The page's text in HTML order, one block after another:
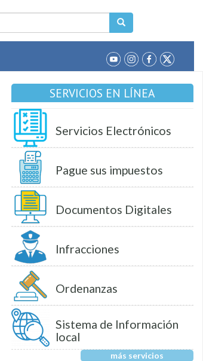
SERVICIOS EN LÍNEA
Servicios Electrónicos
Pague sus impuestos
Documentos Digitales
Infracciones
Ordenanzas
Sistema de Información
local
más servicios